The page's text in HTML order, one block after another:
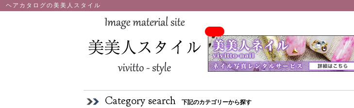
ヘアカタログの美美人スタイル
Category search 下記のカテゴリーから探す